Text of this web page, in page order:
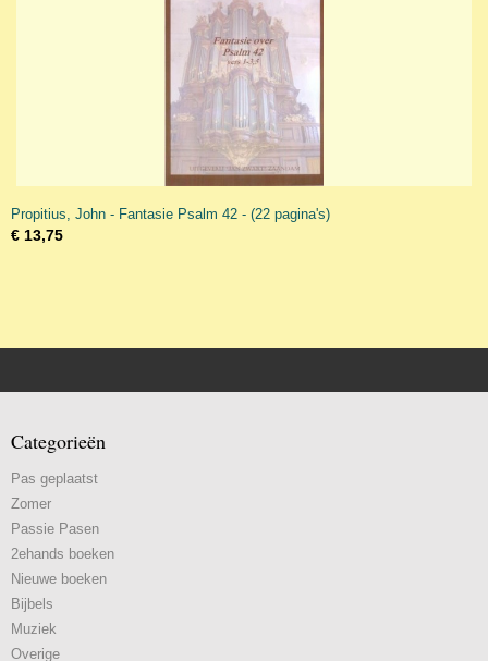
Propitius, John - Fantasie Psalm 42 - (22 pagina's)
€ 13,75
Categorieën
Pas geplaatst
Zomer
Passie Pasen
2ehands boeken
Nieuwe boeken
Bijbels
Muziek
Overige